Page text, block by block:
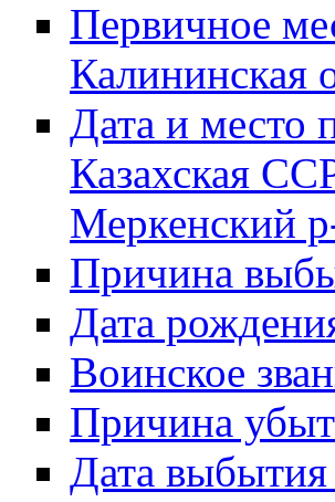
Первичное
Калининская
Дата и
Казахская
Меркенский
Причина
Дата
Воинское
Причина
Дата